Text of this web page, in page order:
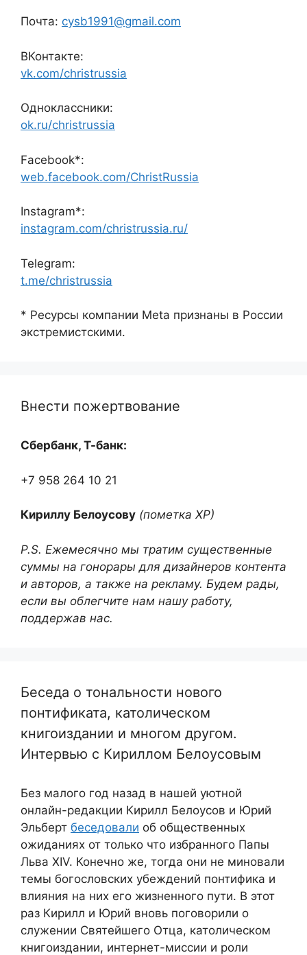
Почта: cysb1991@gmail.com
ВКонтакте:
vk.com/christrussia
Одноклассники:
ok.ru/christrussia
Facebook*:
web.facebook.com/ChristRussia
Instagram*:
instagram.com/christrussia.ru/
Telegram:
t.me/christrussia
* Ресурсы компании Meta признаны в России
экстремистскими.
Внести пожертвование
Сбербанк, Т-банк:
+7 958 264 10 21
Кириллу Белоусову (пометка ХР)
P.S. Ежемесячно мы тратим существенные
суммы на гонорары для дизайнеров контента
и авторов, а также на рекламу. Будем рады,
если вы облегчите нам нашу работу,
поддержав нас.
Беседа о тональности нового
понтификата, католическом
книгоиздании и многом другом.
Интервью с Кириллом Белоусовым
Без малого год назад в нашей уютной
онлайн-редакции Кирилл Белоусов и Юрий
Эльберт беседовали об общественных
ожиданиях от только что избранного Папы
Льва XIV. Конечно же, тогда они не миновали
темы богословских убеждений понтифика и
влияния на них его жизненного пути. В этот
раз Кирилл и Юрий вновь поговорили о
служении Святейшего Отца, католическом
книгоиздании, интернет-миссии и роли